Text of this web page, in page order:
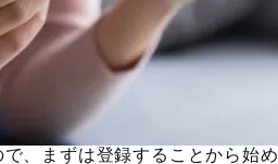
、まずは登録することから始